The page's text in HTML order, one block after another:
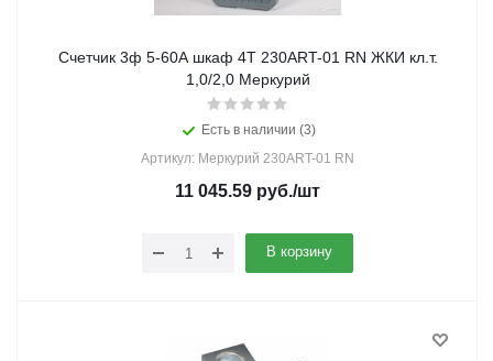
Счетчик 3ф 5-60А шкаф 4Т 230ART-01 RN ЖКИ кл.т.
1,0/2,0 Меркурий
Есть в наличии (3)
Артикул: Меркурий 230ART-01 RN
11 045.59 руб./шт
В корзину